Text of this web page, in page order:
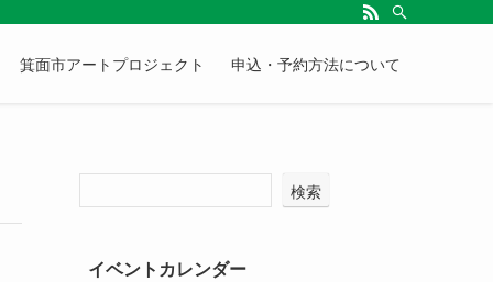
箕面市アートプロジェクト 申込・予約方法について
検索
イベントカレンダー